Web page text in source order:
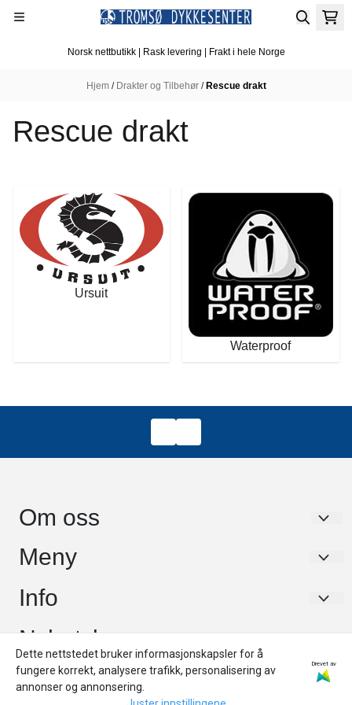
Hopp til innhold
Norsk nettbutikk | Rask levering | Frakt i hele Norge
Hjem / Drakter og Tilbehør /Rescue drakt
Rescue drakt
Ursuit
Waterproof
Om oss
Dykkerservice Nord AS
9010 Tromsø
Org. nr. 824786542
Tlf:+47 99338800
post@tromsodykkesenter.no
Meny
UTLEIE/RENTAL
Frakt og retur
Info
UTLEIE/RENTAL
Om oss
Personvern
Nyhetsbrev
Registrer deg for å motta nyheter og tilbud!
E-post
Dette nettstedet bruker informasjonskapsler for å
fungere korrekt, analysere trafikk, personalisering av
annonser og annonsering.
Drevet av